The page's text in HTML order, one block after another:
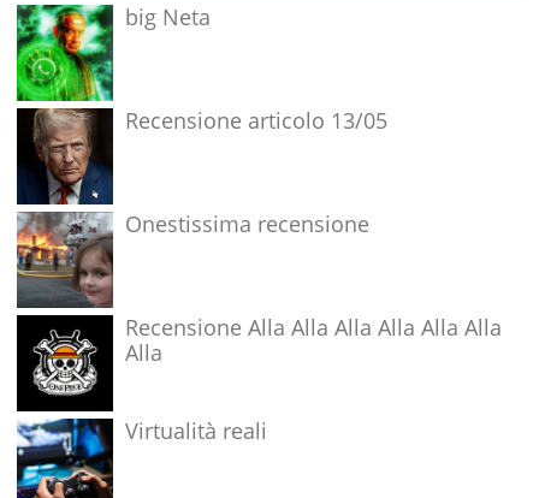
big Neta
Recensione articolo 13/05
Onestissima recensione
Recensione Alla Alla Alla Alla Alla Alla
Alla
Virtualità reali